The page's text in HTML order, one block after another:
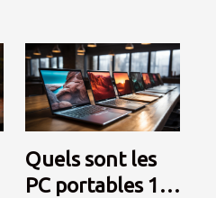
Quels sont les
PC portables 13